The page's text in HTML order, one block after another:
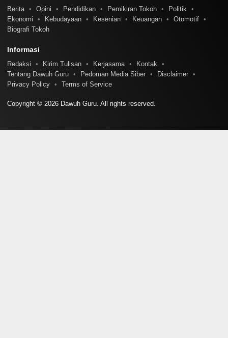
Berita Opini Pendidikan Pemikiran Tokoh
Politik
Ekonomi
Kebudayaan Kesenian Keuangan
Otomotif
Biografi Tokoh
Informasi
Redaksi Kirim Tulisan Kerjasama
Kontak
Tentang Dawuh Guru
Pedoman Media Siber
Disclaimer
Privacy Policy
Terms of Service
Copyright © 2026 Dawuh Guru. All rights reserved.